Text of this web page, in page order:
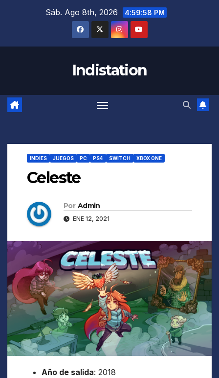
Sáb. Ago 8th, 2026 4:59:59 PM
Indistation
INDIES JUEGOS PC PS4 SWITCH XBOX ONE
Celeste
Por Admin
ENE 12, 2021
Año de salida: 2018